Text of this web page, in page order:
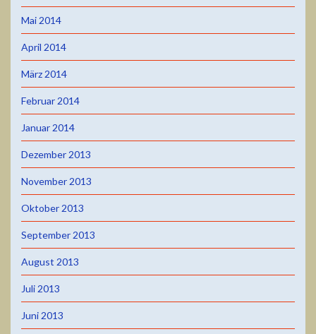
Mai 2014
April 2014
März 2014
Februar 2014
Januar 2014
Dezember 2013
November 2013
Oktober 2013
September 2013
August 2013
Juli 2013
Juni 2013